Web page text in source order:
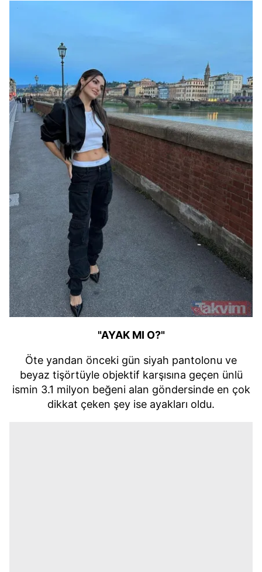
"AYAK MI O?"
Öte yandan önceki gün siyah pantolonu ve
beyaz tişörtüyle objektif karşısına geçen ünlü
ismin 3.1 milyon beğeni alan göndersinde en çok
dikkat çeken şey ise ayakları oldu.